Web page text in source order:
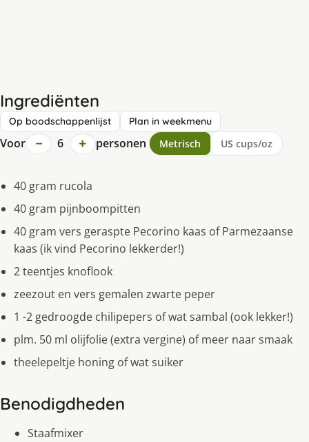
Ingrediënten
Op boodschappenlijst Plan in weekmenu
Voor − 6 + personen Metrisch US cups/oz
40 gram rucola
40 gram pijnboompitten
40 gram vers geraspte Pecorino kaas of Parmezaanse
kaas (ik vind Pecorino lekkerder!)
2 teentjes knoflook
zeezout en vers gemalen zwarte peper
1 -2 gedroogde chilipepers of wat sambal (ook lekker!)
plm. 50 ml olijfolie (extra vergine) of meer naar smaak
theelepeltje honing of wat suiker
Benodigdheden
Staafmixer